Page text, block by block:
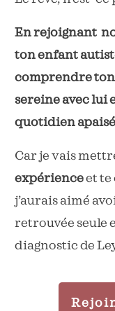
En rejoignant
ton enfant
comprendre
sereine avec lui
quotidien
Car je vais
expérienceet te
j’aurais aimé
retrouvée seule
diagnostic de